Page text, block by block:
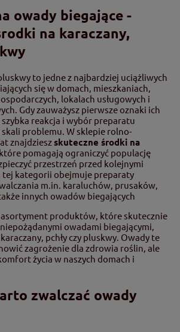
owady biegające -
na karaczany,
to jedne z najbardziej uciążliwych
się w domach, mieszkaniach,
lokalach usługowych i
Gdy zauważysz pierwsze oznaki ich
reakcja i wybór preparatu
problemu. W sklepie rolno-
znajdzieszskuteczne środki na
pomagają ograniczyć populację
przestrzeń przed kolejnymi
kategorii obejmuje preparaty
m.in. karaluchów, prusaków,
innych owadów biegających
produktów, które skutecznie
owadami biegającymi,
pchły czy pluskwy. Owady te
zagrożenie dla zdrowia roślin, ale
życia w naszych domach i
zwalczać owady